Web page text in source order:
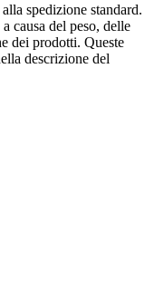
spedizione standard.
causa del peso, delle
dei prodotti. Queste
descrizione del